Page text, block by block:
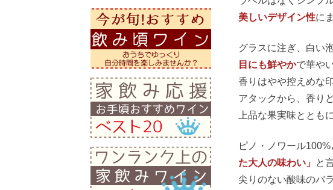
美しいデザイン性に
グラスに注ぎ、白い
目にも鮮やかで華や
香りはやや控えめな
アタックから、香り
上品な果実味ととも
ピノ・ノワール
た大人の味わい」 と
尖りのない酸味のバ